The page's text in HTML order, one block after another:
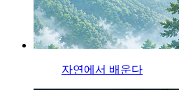
자연에서 배운다